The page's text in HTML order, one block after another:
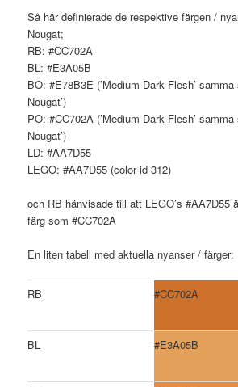
Så här definierade de respektive färgen /
Nougat;
RB: #CC702A
BL: #E3A05B
BO: #E78B3E (’Medium Dark Flesh’
Nougat’)
PO: #CC702A (’Medium Dark Flesh’
Nougat’)
LD: #AA7D55
LEGO: #AA7D55 (color id 312)
och RB hänvisade till att LEGO’s #AA7D55
färg som #CC702A
En liten tabell med aktuella nyanser / färger:
RB #CC702A
BL #E3A05B